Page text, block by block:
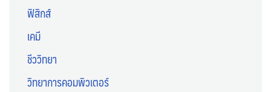
ฟิสิกส์
เคมี
ชีววิทยา
วิทยาการคอมพิวเตอร์